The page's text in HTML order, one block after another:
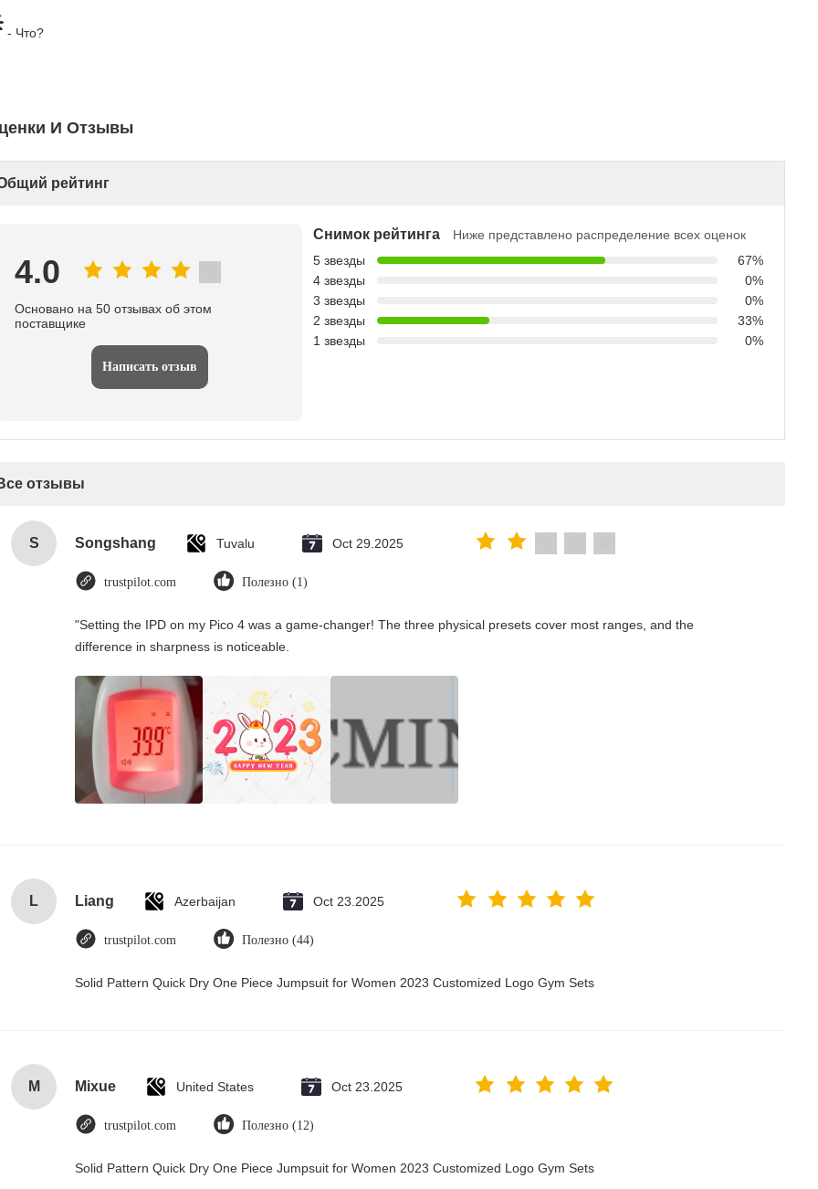
- Что?
И Отзывы
рейтинг
4.0
Основано на 50 отзывах об этом
поставщике
Написать отзыв
Снимок рейтинга
Ниже представлено распределение всех оценок
5 звезды
67%
4 звезды
0%
3 звезды
0%
2 звезды
33%
1 звезды
0%
отзывы
S Songshang Tuvalu Oct 29.2025
trustpilot.com Полезно (1)
"Setting the IPD on my Pico 4 was a game-changer! The three physical presets cover most ranges, and the
difference in sharpness is noticeable.
L Liang Azerbaijan Oct 23.2025
trustpilot.com Полезно (44)
Solid Pattern Quick Dry One Piece Jumpsuit for Women 2023 Customized Logo Gym Sets
M Mixue United States Oct 23.2025
trustpilot.com Полезно (12)
Solid Pattern Quick Dry One Piece Jumpsuit for Women 2023 Customized Logo Gym Sets